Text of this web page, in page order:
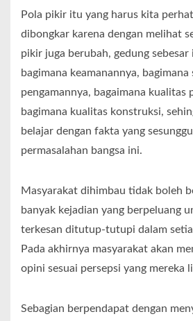
Pola pikir itu yang harus kita
dibongkar karena dengan melihat
pikir juga berubah, gedung sebesar
bagimana keamanannya, bagimana
pengamannya, bagaimana kualitas
bagimana kualitas konstruksi,
belajar dengan fakta yang
permasalahan bangsa ini.
Masyarakat dihimbau tidak boleh
banyak kejadian yang berpeluang
terkesan ditutup-tutupi dalam
Pada akhirnya masyarakat akan
opini sesuai persepsi yang mereka
Sebagian berpendapat dengan